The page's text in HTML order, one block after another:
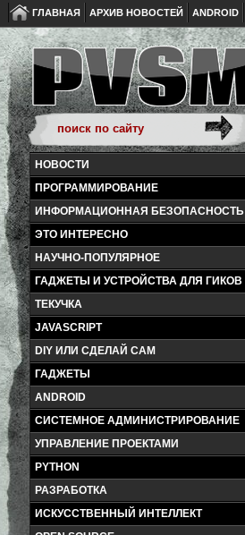
ГЛАВНАЯ АРХИВ НОВОСТЕЙ ANDROID
НОВОСТИ
ПРОГРАММИРОВАНИЕ
ИНФОРМАЦИОННАЯ БЕЗОПАСНОСТЬ
ЭТО ИНТЕРЕСНО
НАУЧНО-ПОПУЛЯРНОЕ
ГАДЖЕТЫ И УСТРОЙСТВА ДЛЯ ГИКОВ
ТЕКУЧКА
JAVASCRIPT
DIY ИЛИ СДЕЛАЙ САМ
ГАДЖЕТЫ
ANDROID
СИСТЕМНОЕ АДМИНИСТРИРОВАНИЕ
УПРАВЛЕНИЕ ПРОЕКТАМИ
PYTHON
РАЗРАБОТКА
ИСКУССТВЕННЫЙ ИНТЕЛЛЕКТ